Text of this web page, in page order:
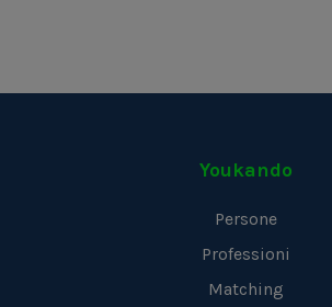
Youkando
Persone
Professioni
Matching